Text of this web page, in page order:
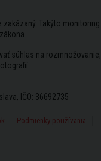
Takýto monitoring
súhlas na rozmnožovanie,
IČO: 36692735
Podmienky používania